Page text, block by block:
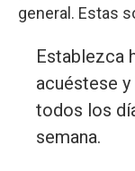
general. Estas
Establezca
acuéstese
todos los
semana.